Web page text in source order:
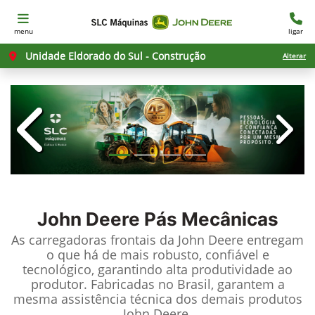
menu ligar
Unidade Eldorado do Sul - Construção Alterar
templates.template-
John Deere Pás Mecânicas
As carregadoras frontais da John Deere entregam
o que há de mais robusto, confiável e
tecnológico, garantindo alta produtividade ao
produtor. Fabricadas no Brasil, garantem a
mesma assistência técnica dos demais produtos